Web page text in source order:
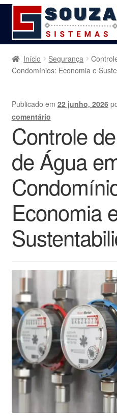
Pular
para
navegação
Pular
para
o
conteúdo
Home
Serviços
Produtos
Blog
Contato
Minha Conta
Início Segurança
Condomínios: Economia e
Publicado em 22 junho, 2026
comentário
Controle
de Água
Economia